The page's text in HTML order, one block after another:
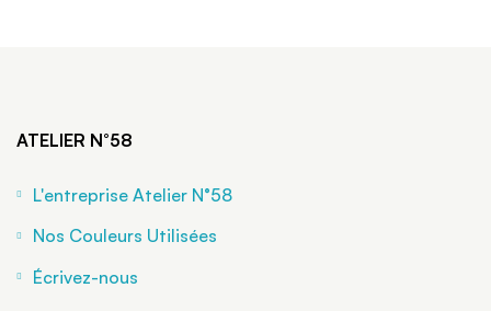
ATELIER N°58
L'entreprise Atelier N°58
Nos Couleurs Utilisées
Écrivez-nous